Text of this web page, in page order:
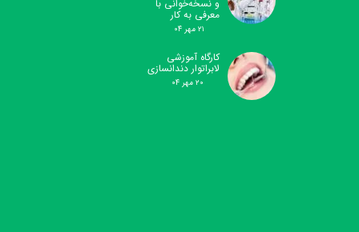
و نسخه‌خوانی با
معرفی به کار
۲۱ مهر ۰۴
کارگاه آموزشی
لابراتوار دندانسازی
۲۰ مهر ۰۴